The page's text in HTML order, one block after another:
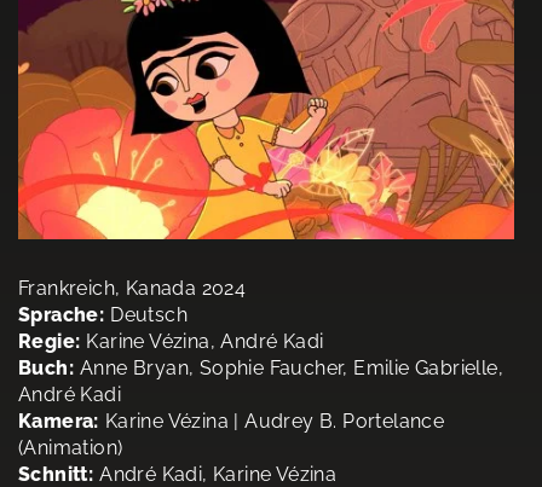
Frankreich, Kanada 2024
Sprache: Deutsch
Regie: Karine Vézina, André Kadi
Buch: Anne Bryan, Sophie Faucher, Emilie Gabrielle,
André Kadi
Kamera: Karine Vézina | Audrey B. Portelance
(Animation)
Schnitt: André Kadi, Karine Vézina